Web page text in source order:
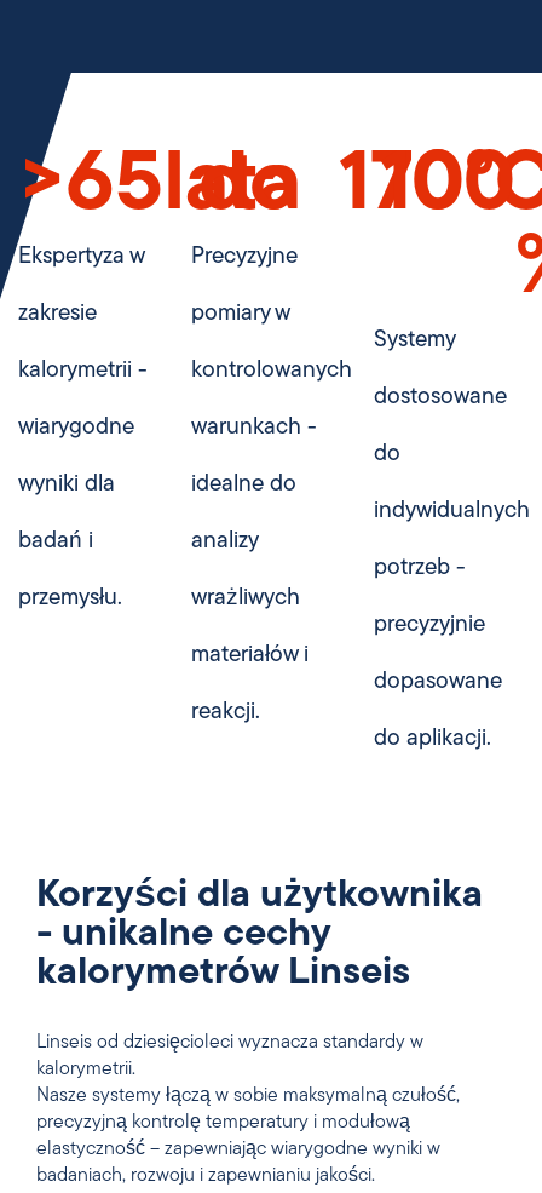
Ekspertyza w
zakresie
kalorymetrii -
wiarygodne
wyniki dla
badań i
przemysłu.
>65lata
Precyzyjne
pomiary w
kontrolowanych
warunkach -
idealne do
analizy
wrażliwych
materiałów i
reakcji.
do 170
Systemy
dostosowane
do
indywidualnych
potrzeb -
precyzyjnie
dopasowane
do aplikacji.
100
Korzyści dla użytkownika
- unikalne cechy
kalorymetrów Linseis
Linseis od dziesięcioleci wyznacza standardy w
kalorymetrii.
Nasze systemy łączą w sobie maksymalną czułość,
precyzyjną kontrolę temperatury i modułową
elastyczność – zapewniając wiarygodne wyniki w
badaniach, rozwoju i zapewnianiu jakości.